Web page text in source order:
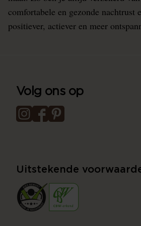
comfortabele en gezonde nachtrust
positiever, actiever en meer
Volg ons op
Uitstekende